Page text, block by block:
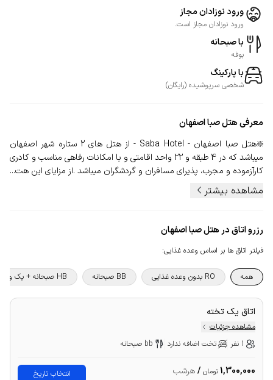
ورود نوزادان مجاز
ورود نوزادان مجاز است.
با صبحانه
بوفه
با پارکینگ
شخصی سرپوشیده (رایگان)
معرفیهتل صبا اصفهان
❇️هتل صبا اصفهان - Saba Hotel - از هتل های 2 ستاره شهر اصفهان
میباشد که در 4 طبقه و 22 واحد اقامتی و با امکانات رفاهی مناسب و کادری
کارآزموده و مجرب، پذیرای مسافران و گردشگران میباشد .از مزایای این هت...
مشاهده بیشتر
رزرو اتاق در هتل صبا اصفهان
فیلتر اتاق ها بر اساس وعده غذایی:
همه RO بدون وعده غذایی BB صبحانه HB صبحانه + یک وعده غذا
اتاق یک تخته
مشاهده جزئیات
1 نفر
تخت اضافه ندارد bb صبحانه
1,300,000تومان /هرشب انتخاب تاریخ